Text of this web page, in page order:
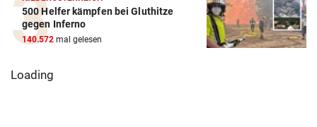
500 Helfer kämpfen bei Gluthitze
gegen Inferno
140.572 mal gelesen
Loading